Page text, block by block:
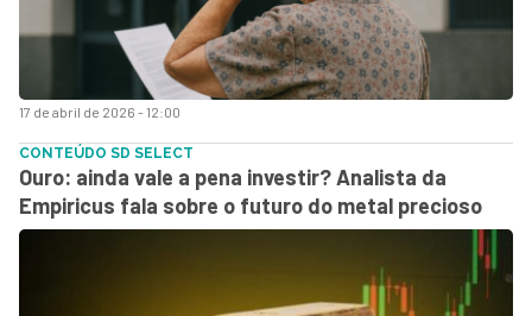
17 de abril de 2026 - 12:00
CONTEÚDO SD SELECT
Ouro: ainda vale a pena investir? Analista da
Empiricus fala sobre o futuro do metal precioso